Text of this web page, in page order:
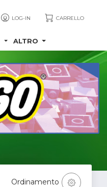
LOG-IN CARRELLO
ALTRO
Ordinamento